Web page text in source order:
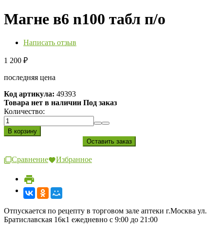
Магне в6 n100 табл п/о
Написать отзыв
1 200 ₽
последняя цена
Код артикула: 49393
Товара нет в наличии Под заказ
Количество:
Сравнение Избранное
Отпускается по рецепту в торговом зале аптеки г.Москва ул.
Братиславская 16к1 ежедневно с 9:00 до 21:00